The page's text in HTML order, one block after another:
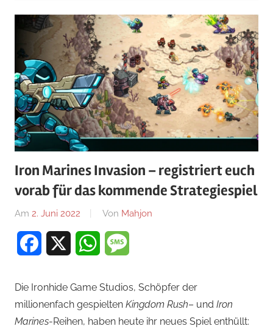
Iron Marines Invasion – registriert euch
vorab für das kommende Strategiespiel
Am 2. Juni 2022 Von Mahjon
Facebook WhatsApp
Die Ironhide Game Studios, Schöpfer der
millionenfach gespielten Kingdom Rush– und Iron
Marines-Reihen, haben heute ihr neues Spiel enthüllt: